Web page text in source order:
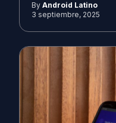
By Android Latino
3 septiembre, 2025